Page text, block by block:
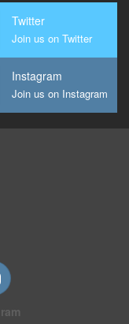
Twitter
Join us on Twitter
Instagram
Join us on Instagram